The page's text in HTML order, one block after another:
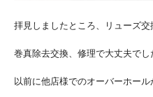
拝見しましたところ、リューズ交
巻真除去交換、修理で大丈夫でし
以前に他店様でのオーバーホー